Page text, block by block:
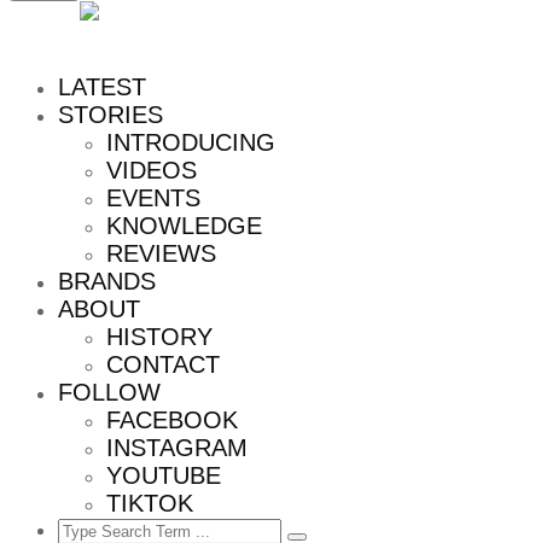
LATEST
STORIES
INTRODUCING
VIDEOS
EVENTS
KNOWLEDGE
REVIEWS
BRANDS
ABOUT
HISTORY
CONTACT
FOLLOW
FACEBOOK
INSTAGRAM
YOUTUBE
TIKTOK
Search